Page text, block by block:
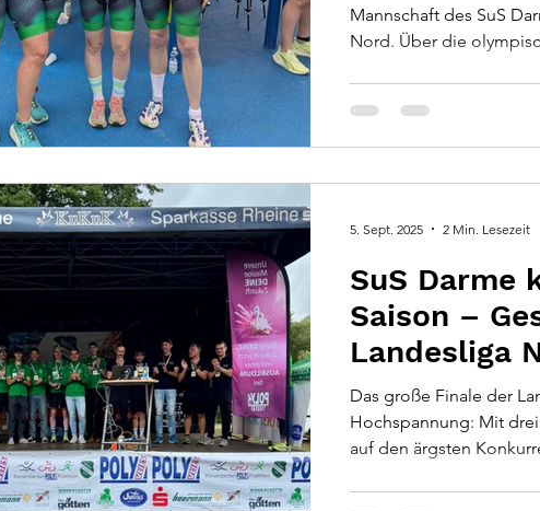
Mannschaft des SuS
Nord. Über die
starken Grundlage für
SuS Darme
Saison –
Landesliga
Das große Finale der
Hochspannung: Mit
auf den ärgsten
5. Sept. 2025 2 Min. Lesezeit